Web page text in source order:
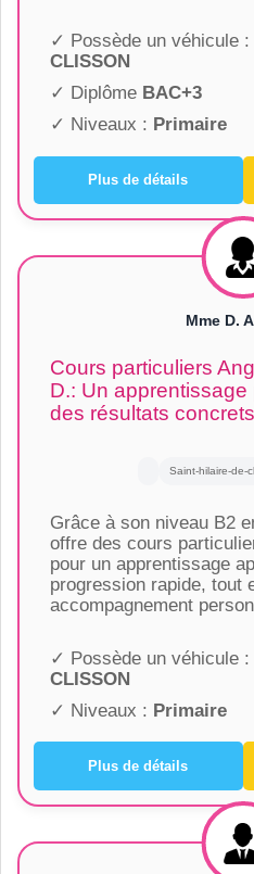
✓ Possède un véhicule :
CLISSON
✓ Diplôme BAC+3
✓ Niveaux : Primaire
Plus de détails
Mme D.
Cours particuliers
D.: Un
des résultats concrets
Saint-hilaire-de-
Grâce à son niveau B2
offre des cours
pour un apprentissage
progression rapide, tout
accompagnement
✓ Possède un véhicule :
CLISSON
✓ Niveaux : Primaire
Plus de détails